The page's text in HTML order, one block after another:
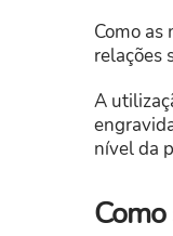
Como
relações
A
nível da